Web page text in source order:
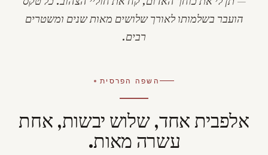
הועבר בשלמותו לאורך שלושים מאות שנים ומשטרים
רבים.
השפה הפרסית
אלפבית אחד, שלוש יבשות, אחת
עשרה מאות.